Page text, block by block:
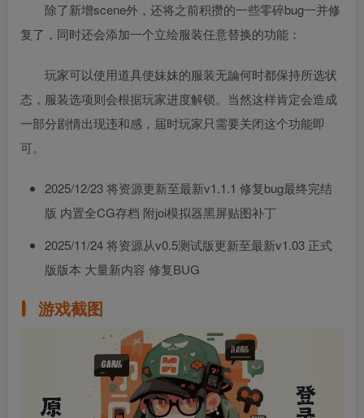
除了新增scene外，还将之前积攒的一些零碎bug一并修
复了，同时还会添加一个立绘服装任意替换的功能：
玩家可以使用道具使妹妹的服装无論何时都保持所选状
态，服装选项则会根据玩家进度解锁。当然这样肯定会造成
一部分剧情出现违和感，届时玩家只需要关闭这个功能即
可。
2025/12/23 将资源更新至最新v1.1.1 修复bug最终完结
版 内置全CG存档 附joi模拟器黑屏贴图补丁
2025/11/24 将资源从v0.5测试版更新至最新v1.03 正式
版版本 大量新内容 修复BUG
游戏截图